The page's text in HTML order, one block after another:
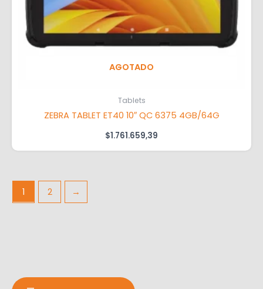
AGOTADO
Tablets
ZEBRA TABLET ET40 10″ QC 6375 4GB/64G
$1.761.659,39
1 2 →